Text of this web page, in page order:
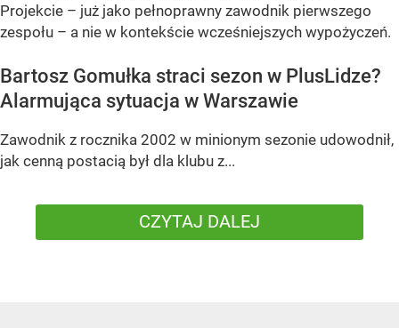
Projekcie – już jako pełnoprawny zawodnik pierwszego
zespołu – a nie w kontekście wcześniejszych wypożyczeń.
Bartosz Gomułka straci sezon w PlusLidze?
Alarmująca sytuacja w Warszawie
Zawodnik z rocznika 2002 w minionym sezonie udowodnił,
jak cenną postacią był dla klubu z...
CZYTAJ DALEJ